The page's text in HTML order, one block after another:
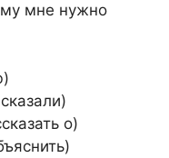
мне нужно
о)